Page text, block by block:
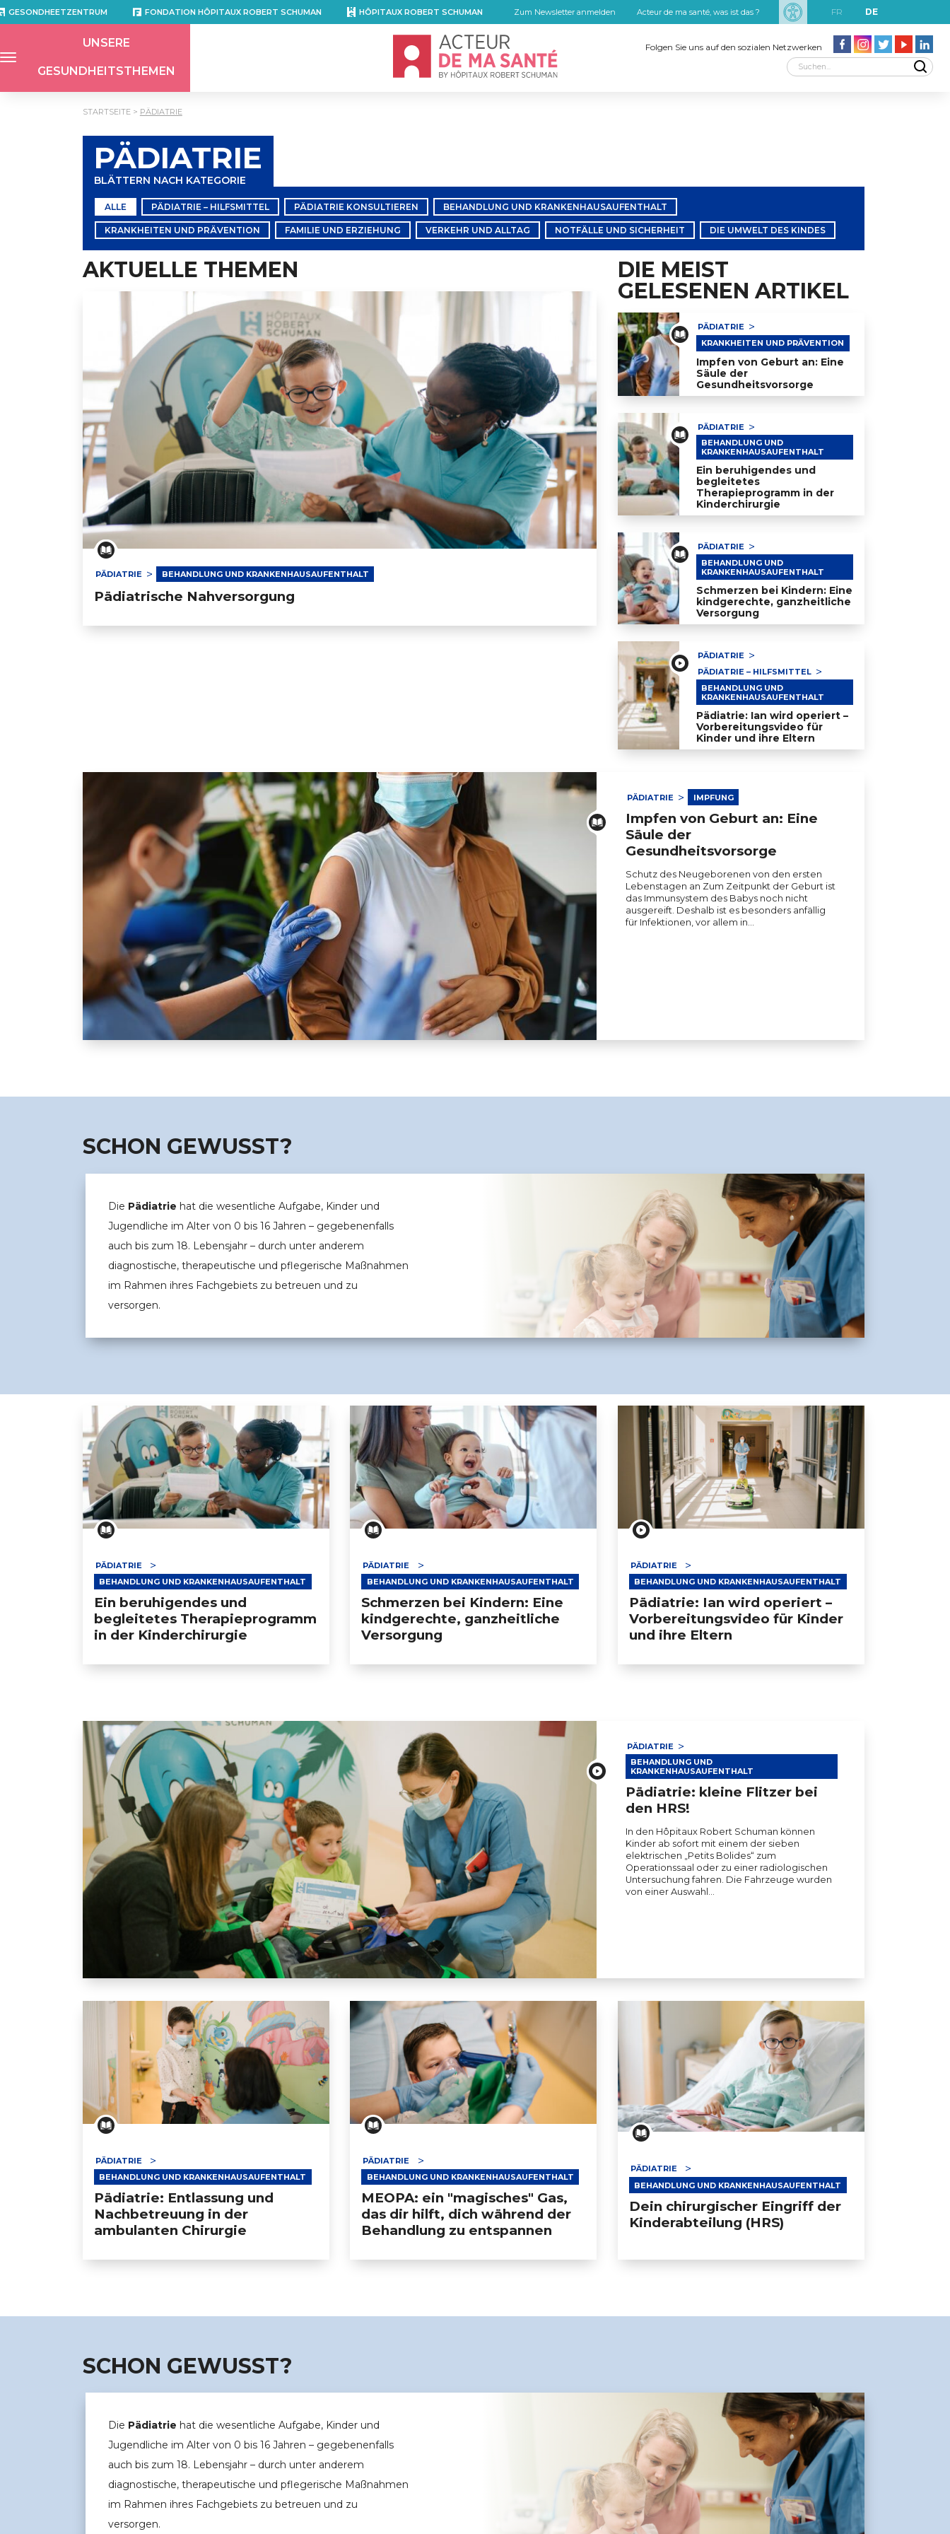
GESONDHEETZENTRUM FONDATION HÔPITAUX ROBERT SCHUMAN HÔPITAUX ROBERT SCHUMAN Zum Newsletter anmelden Acteur de ma santé, was ist das ? FR DE
UNSERE
GESUNDHEITSTHEMEN
Accueil - Acteur de ma santé, by HôpitauxRobert SchumanFolgen Sie uns auf den sozialen Netzwerken
GESONDHEETZENTRUM FONDATION HÔPITAUX ROBERT SCHUMAN HÔPITAUX ROBERT SCHUMAN
STARTSEITE PÄDIATRIE
PÄDIATRIE
BLÄTTERN NACH KATEGORIE
ALLE PÄDIATRIE – HILFSMITTEL PÄDIATRIE KONSULTIEREN BEHANDLUNG UND KRANKENHAUSAUFENTHALT
KRANKHEITEN UND PRÄVENTION FAMILIE UND ERZIEHUNG VERKEHR UND ALLTAG NOTFÄLLE UND SICHERHEIT DIE UMWELT DES KINDES
AKTUELLE THEMEN
Pädiatrische Nahversorgung
PÄDIATRIE BEHANDLUNG UND KRANKENHAUSAUFENTHALT
Pädiatrische Nahversorgung
DIE MEIST
GELESENEN ARTIKEL
PÄDIATRIE
KRANKHEITEN UND PRÄVENTION
Impfen von Geburt an: Eine
Säule der
Gesundheitsvorsorge
PÄDIATRIE
BEHANDLUNG UND
KRANKENHAUSAUFENTHALT
Ein beruhigendes und
begleitetes
Therapieprogramm in der
Kinderchirurgie
PÄDIATRIE
BEHANDLUNG UND
KRANKENHAUSAUFENTHALT
Schmerzen bei Kindern: Eine
kindgerechte, ganzheitliche
Versorgung
PÄDIATRIE
PÄDIATRIE – HILFSMITTEL
BEHANDLUNG UND
KRANKENHAUSAUFENTHALT
Pädiatrie: Ian wird operiert –
Vorbereitungsvideo für
Kinder und ihre Eltern
PÄDIATRIE IMPFUNG
Impfen von Geburt an: Eine
Säule der
Gesundheitsvorsorge
Schutz des Neugeborenen von den ersten
Lebenstagen an Zum Zeitpunkt der Geburt ist
das Immunsystem des Babys noch nicht
ausgereift. Deshalb ist es besonders anfällig
für Infektionen, vor allem in…
SCHON GEWUSST?
Die Pädiatrie hat die wesentliche Aufgabe, Kinder und
Jugendliche im Alter von 0 bis 16 Jahren – gegebenenfalls
auch bis zum 18. Lebensjahr – durch unter anderem
diagnostische, therapeutische und pflegerische Maßnahmen
im Rahmen ihres Fachgebiets zu betreuen und zu
versorgen.
PÄDIATRIE
BEHANDLUNG UND KRANKENHAUSAUFENTHALT
Ein beruhigendes und
begleitetes Therapieprogramm
in der Kinderchirurgie
PÄDIATRIE
BEHANDLUNG UND KRANKENHAUSAUFENTHALT
Schmerzen bei Kindern: Eine
kindgerechte, ganzheitliche
Versorgung
PÄDIATRIE
BEHANDLUNG UND KRANKENHAUSAUFENTHALT
Pädiatrie: Ian wird operiert –
Vorbereitungsvideo für Kinder
und ihre Eltern
PÄDIATRIE
BEHANDLUNG UND
KRANKENHAUSAUFENTHALT
Pädiatrie: kleine Flitzer bei
den HRS!
In den Hôpitaux Robert Schuman können
Kinder ab sofort mit einem der sieben
elektrischen „Petits Bolides“ zum
Operationssaal oder zu einer radiologischen
Untersuchung fahren. Die Fahrzeuge wurden
von einer Auswahl…
PÄDIATRIE
BEHANDLUNG UND KRANKENHAUSAUFENTHALT
Pädiatrie: Entlassung und
Nachbetreuung in der
ambulanten Chirurgie
PÄDIATRIE
BEHANDLUNG UND KRANKENHAUSAUFENTHALT
MEOPA: ein "magisches" Gas,
das dir hilft, dich während der
Behandlung zu entspannen
PÄDIATRIE
BEHANDLUNG UND KRANKENHAUSAUFENTHALT
Dein chirurgischer Eingriff der
Kinderabteilung (HRS)
SCHON GEWUSST?
Die Pädiatrie hat die wesentliche Aufgabe, Kinder und
Jugendliche im Alter von 0 bis 16 Jahren – gegebenenfalls
auch bis zum 18. Lebensjahr – durch unter anderem
diagnostische, therapeutische und pflegerische Maßnahmen
im Rahmen ihres Fachgebiets zu betreuen und zu
versorgen.